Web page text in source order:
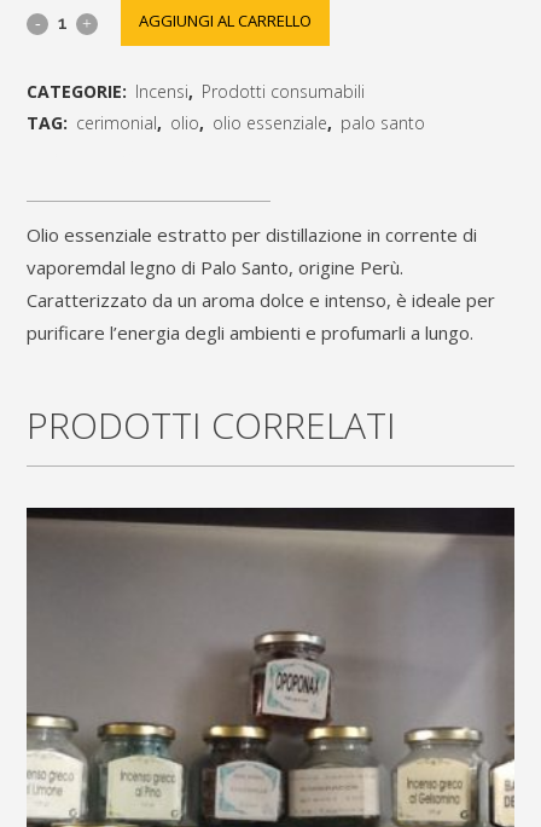
Olio
di
Palo
Santo
quantity
AGGIUNGI AL CARRELLO
CATEGORIE: Incensi, Prodotti consumabili
TAG: cerimonial, olio, olio essenziale, palo santo
Olio essenziale estratto per distillazione in corrente di
vaporemdal legno di Palo Santo, origine Perù.
Caratterizzato da un aroma dolce e intenso, è ideale per
purificare l’energia degli ambienti e profumarli a lungo.
PRODOTTI CORRELATI